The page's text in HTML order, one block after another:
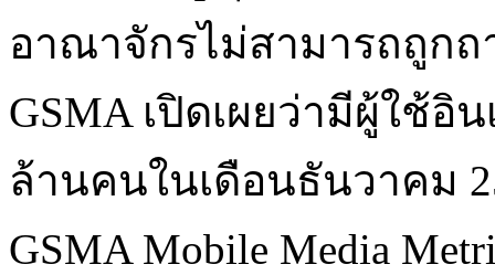
อาณาจักรไม่สามารถถูก
GSMA เปิดเผยว่ามีผู้ใช้อิ
ล้านคนในเดือนธันวาคม
GSMA Mobile Media